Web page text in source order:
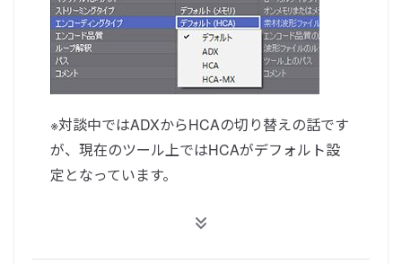
※対談中ではADXからHCAの切り替えの話です
が、現在のツール上ではHCAがデフォルト設
定となっています。